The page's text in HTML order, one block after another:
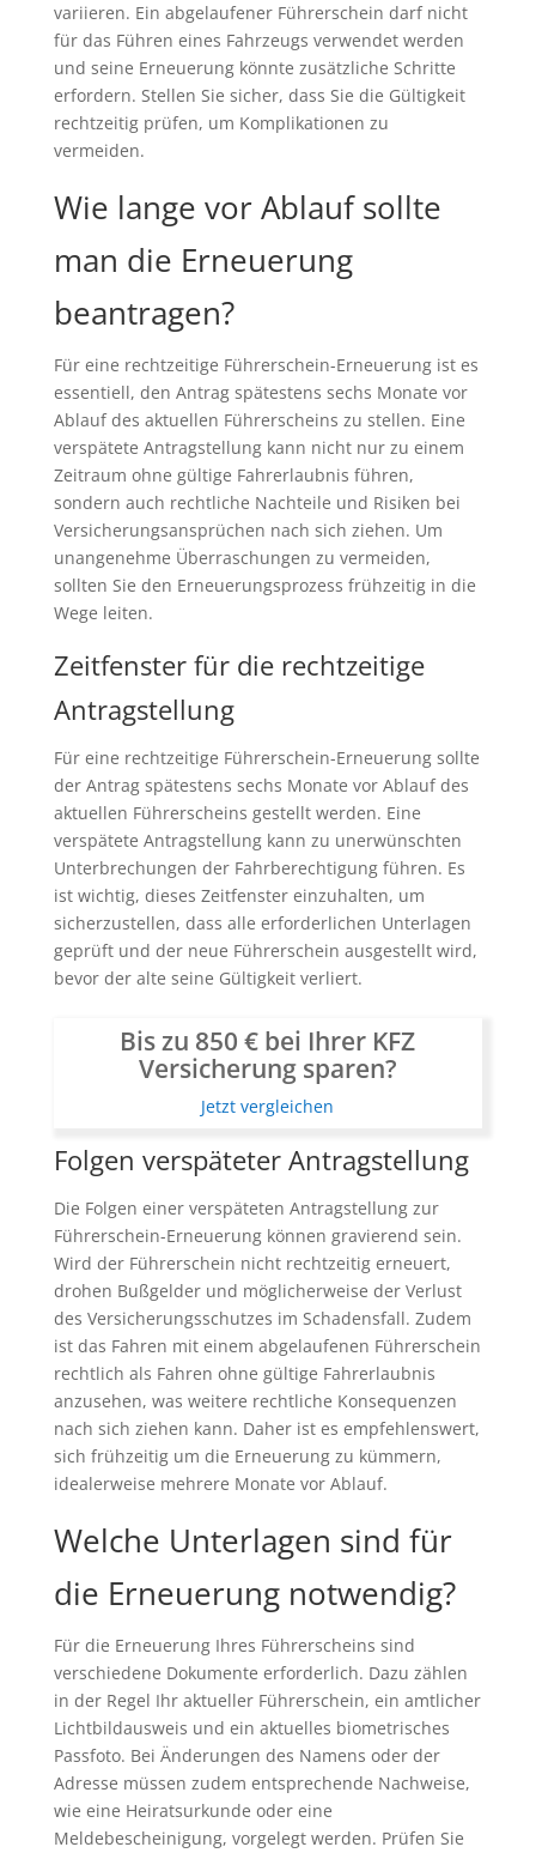
variieren. Ein abgelaufener Führerschein darf nicht
für das Führen eines Fahrzeugs verwendet werden
und seine Erneuerung könnte zusätzliche Schritte
erfordern. Stellen Sie sicher, dass Sie die Gültigkeit
rechtzeitig prüfen, um Komplikationen zu
vermeiden.
Wie lange vor Ablauf sollte
man die Erneuerung
beantragen?
Für eine rechtzeitige Führerschein-Erneuerung ist es
essentiell, den Antrag spätestens sechs Monate vor
Ablauf des aktuellen Führerscheins zu stellen. Eine
verspätete Antragstellung kann nicht nur zu einem
Zeitraum ohne gültige Fahrerlaubnis führen,
sondern auch rechtliche Nachteile und Risiken bei
Versicherungsansprüchen nach sich ziehen. Um
unangenehme Überraschungen zu vermeiden,
sollten Sie den Erneuerungsprozess frühzeitig in die
Wege leiten.
Zeitfenster für die rechtzeitige
Antragstellung
Für eine rechtzeitige Führerschein-Erneuerung sollte
der Antrag spätestens sechs Monate vor Ablauf des
aktuellen Führerscheins gestellt werden. Eine
verspätete Antragstellung kann zu unerwünschten
Unterbrechungen der Fahrberechtigung führen. Es
ist wichtig, dieses Zeitfenster einzuhalten, um
sicherzustellen, dass alle erforderlichen Unterlagen
geprüft und der neue Führerschein ausgestellt wird,
bevor der alte seine Gültigkeit verliert.
Bis zu 850 € bei Ihrer KFZ
Versicherung sparen?
Jetzt vergleichen
Folgen verspäteter Antragstellung
Die Folgen einer verspäteten Antragstellung zur
Führerschein-Erneuerung können gravierend sein.
Wird der Führerschein nicht rechtzeitig erneuert,
drohen Bußgelder und möglicherweise der Verlust
des Versicherungsschutzes im Schadensfall. Zudem
ist das Fahren mit einem abgelaufenen Führerschein
rechtlich als Fahren ohne gültige Fahrerlaubnis
anzusehen, was weitere rechtliche Konsequenzen
nach sich ziehen kann. Daher ist es empfehlenswert,
sich frühzeitig um die Erneuerung zu kümmern,
idealerweise mehrere Monate vor Ablauf.
Welche Unterlagen sind für
die Erneuerung notwendig?
Für die Erneuerung Ihres Führerscheins sind
verschiedene Dokumente erforderlich. Dazu zählen
in der Regel Ihr aktueller Führerschein, ein amtlicher
Lichtbildausweis und ein aktuelles biometrisches
Passfoto. Bei Änderungen des Namens oder der
Adresse müssen zudem entsprechende Nachweise,
wie eine Heiratsurkunde oder eine
Meldebescheinigung, vorgelegt werden. Prüfen Sie